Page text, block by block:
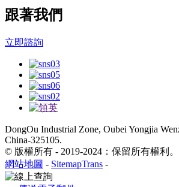
跟著我們
立即諮詢
DongOu Industrial Zone, Oubei Yongjia
China-325105.
© 版權所有 - 2019-2024：保留所有權利。
網站地圖 - SitemapTrans -